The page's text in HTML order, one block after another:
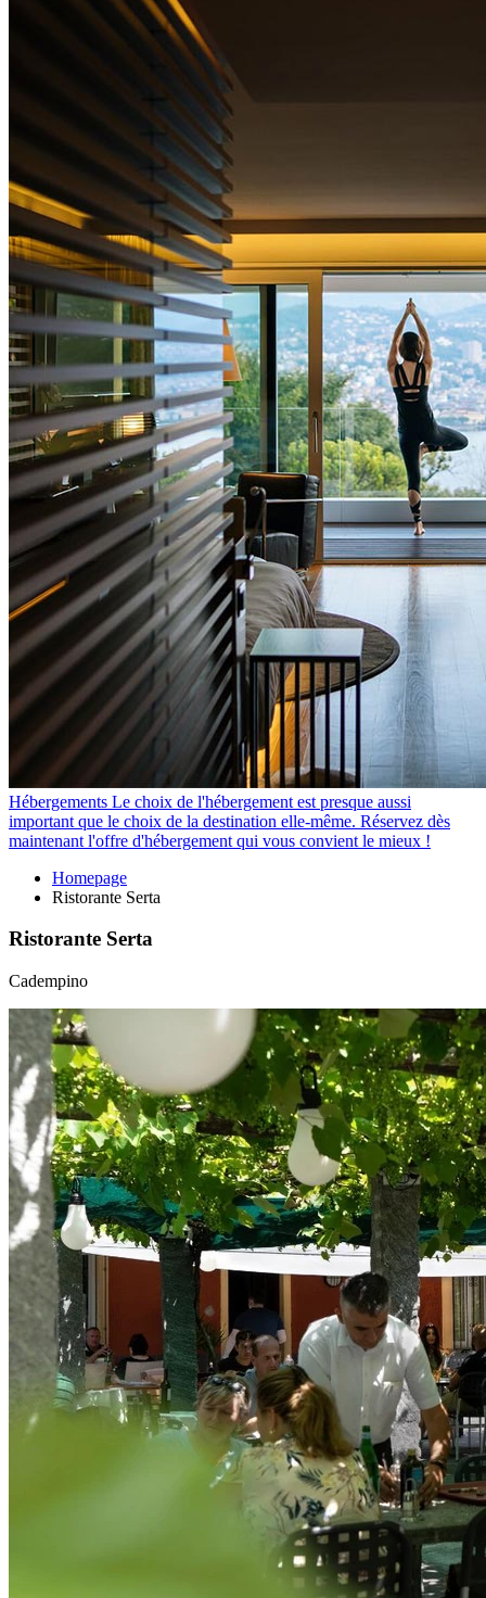
Hébergements Le choix de l'hébergement est presque aussi
important que le choix de la destination elle-même. Réservez dès
maintenant l'offre d'hébergement qui vous convient le mieux !
Homepage
Ristorante Serta
Ristorante Serta
Cadempino